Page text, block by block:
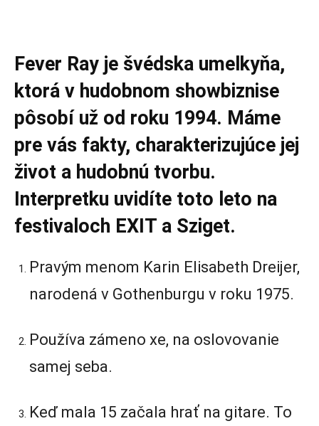
Fever Ray je švédska umelkyňa,
ktorá v hudobnom showbiznise
pôsobí už od roku 1994. Máme
pre vás fakty, charakterizujúce jej
život a hudobnú tvorbu.
Interpretku uvidíte toto leto na
festivaloch EXIT a Sziget.
Pravým menom Karin Elisabeth Dreijer,
narodená v Gothenburgu v roku 1975.
Používa zámeno xe, na oslovovanie
samej seba.
Keď mala 15 začala hrať na gitare. To